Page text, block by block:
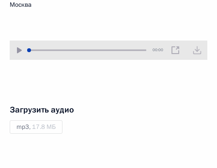
Москва
00:00
Загрузить аудио
mp3, 17.8 МБ